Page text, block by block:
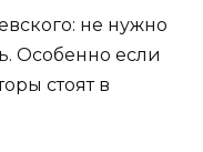
не нужно
Особенно если
стоят в